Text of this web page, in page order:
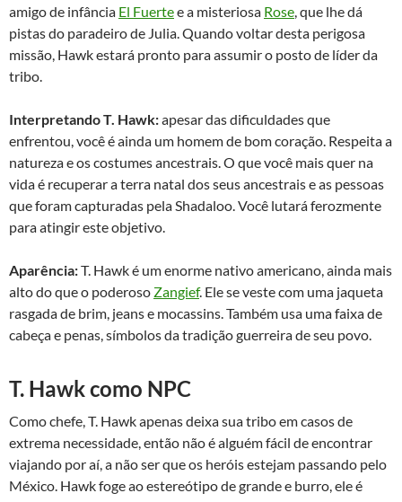
amigo de infância El Fuertee a misteriosa Rose, que lhe dá
pistas do paradeiro de Julia. Quando voltar desta perigosa
missão, Hawk estará pronto para assumir o posto de líder da
tribo.
Interpretando T. Hawk:apesar das dificuldades que
enfrentou, você é ainda um homem de bom coração. Respeita a
natureza e os costumes ancestrais. O que você mais quer na
vida é recuperar a terra natal dos seus ancestrais e as pessoas
que foram capturadas pela Shadaloo. Você lutará ferozmente
para atingir este objetivo.
Aparência:T. Hawk é um enorme nativo americano, ainda mais
alto do que o poderoso Zangief. Ele se veste com uma jaqueta
rasgada de brim, jeans e mocassins. Também usa uma faixa de
cabeça e penas, símbolos da tradição guerreira de seu povo.
T. Hawk como NPC
Como chefe, T. Hawk apenas deixa sua tribo em casos de
extrema necessidade, então não é alguém fácil de encontrar
viajando por aí, a não ser que os heróis estejam passando pelo
México. Hawk foge ao estereótipo de grande e burro, ele é